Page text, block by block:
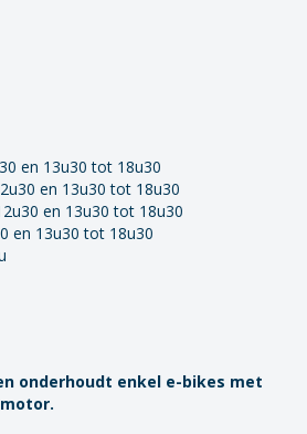
en 13u30 tot 18u30
en 13u30 tot 18u30
en 13u30 tot 18u30
en 13u30 tot 18u30
onderhoudt enkel e-bikes met